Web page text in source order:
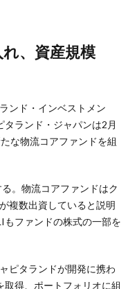
ンド・インベストメン
タランド・ジャパンは2月
な物流コアファンドを組
。物流コアファンドはク
複数出資していると説明
もファンドの株式の一部を
ピタランドが開発に携わ
取得、ポートフォリオに組